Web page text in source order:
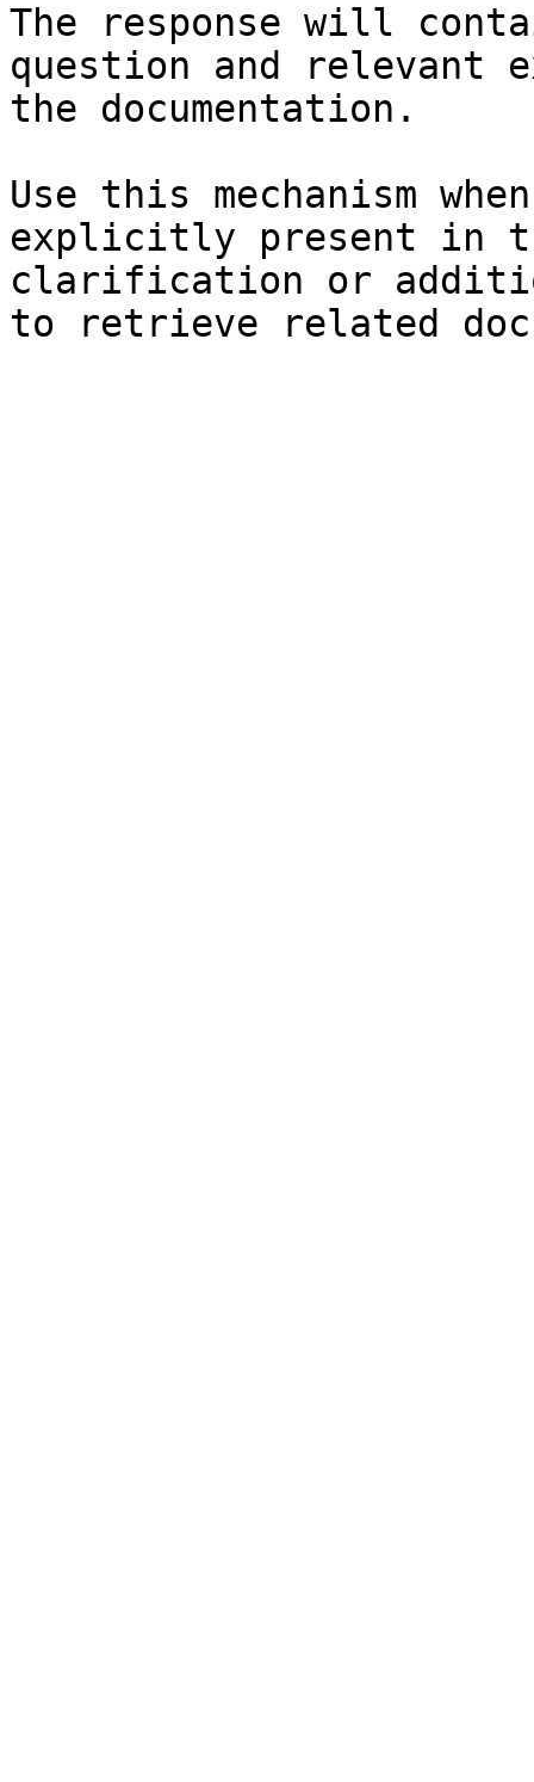
The response will
question and relevant
the documentation.
Use this mechanism
explicitly present in
clarification or